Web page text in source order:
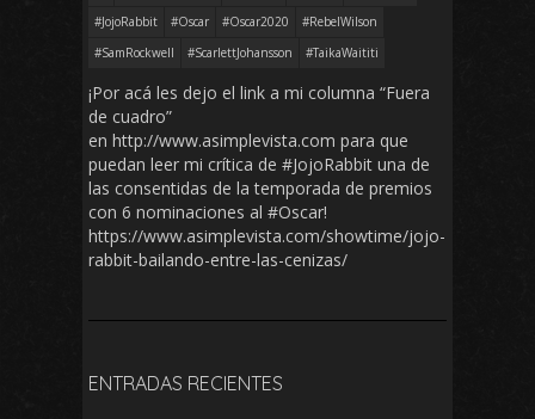
#JojoRabbit
#Oscar #Oscar2020
#RebelWilson
#SamRockwell
#ScarlettJohansson #TaikaWaititi
¡Por acá les dejo el link a mi columna “Fuera
de cuadro”
en http://www.asimplevista.com para que
puedan leer mi crítica de #JojoRabbit una de
las consentidas de la temporada de premios
con 6 nominaciones al #Oscar!
https://www.asimplevista.com/showtime/jojo-
rabbit-bailando-entre-las-cenizas/
ENTRADAS RECIENTES